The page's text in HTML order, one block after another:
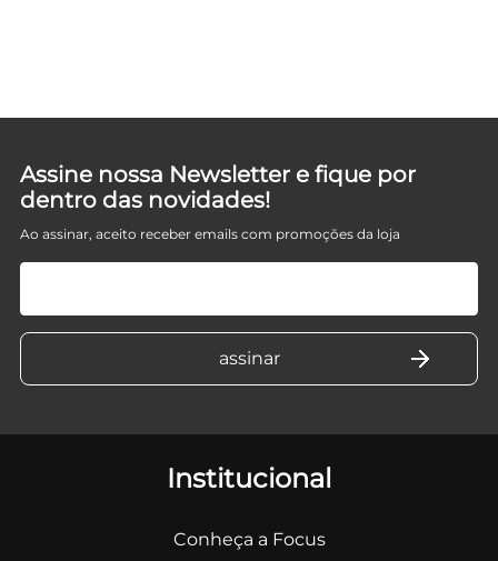
Assine nossa Newsletter e fique por
dentro das novidades!
Ao assinar, aceito receber emails com promoções da loja
Institucional
Conheça a Focus